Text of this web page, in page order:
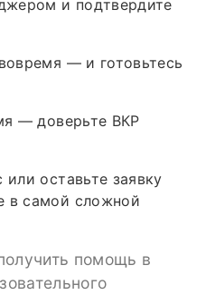
и подтвердите
— и готовьтесь
— доверьте ВКР
оставьте заявку
самой сложной
помощь в